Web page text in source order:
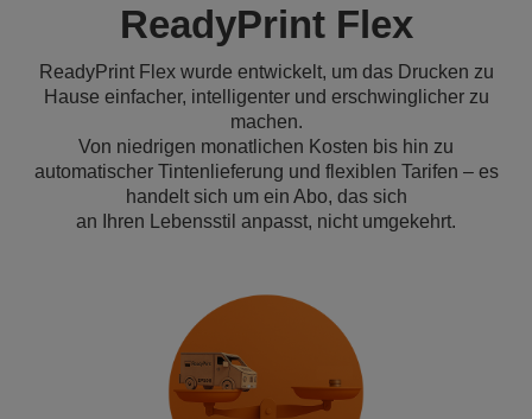
ReadyPrint Flex
ReadyPrint Flex wurde entwickelt, um das Drucken zu
Hause einfacher, intelligenter und erschwinglicher zu
machen.
Von niedrigen monatlichen Kosten bis hin zu
automatischer Tintenlieferung und flexiblen Tarifen – es
handelt sich um ein Abo, das sich
an Ihren Lebensstil anpasst, nicht umgekehrt.